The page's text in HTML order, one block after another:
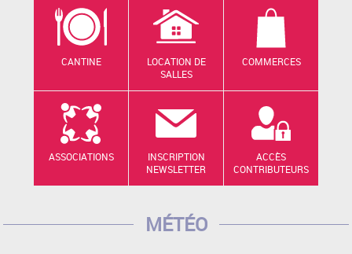
CANTINE
LOCATION DE
SALLES
COMMERCES
ASSOCIATIONS
INSCRIPTION
NEWSLETTER
ACCÈS
CONTRIBUTEURS
MÉTÉO